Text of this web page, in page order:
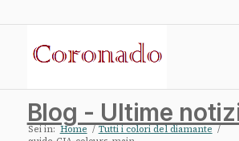
Blog - Ultime
Sei in: Home / Tutti i colori del diamante /